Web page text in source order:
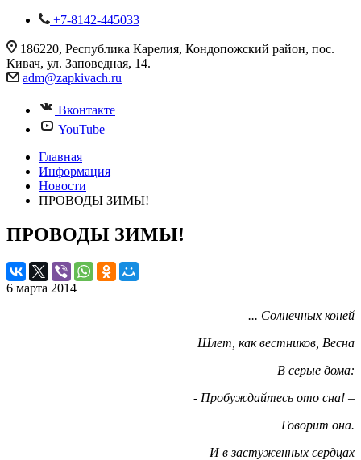
+7-8142-445033
186220, Республика Карелия, Кондопожский район, пос.
Кивач, ул. Заповедная, 14.
adm@zapkivach.ru
Вконтакте
YouTube
Главная
Информация
Новости
ПРОВОДЫ ЗИМЫ!
ПРОВОДЫ ЗИМЫ!
6 марта 2014
... Солнечных коней
Шлет, как вестников, Весна
В серые дома:
- Пробуждайтесь ото сна! –
Говорит она.
И в застуженных сердцах